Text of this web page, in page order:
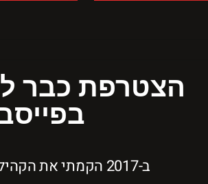
הצטרפת כבר
ב-2017 הקמתי את הקהילה PPC EXPERTS